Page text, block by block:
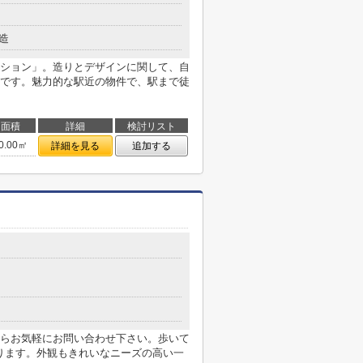
ョン」。造りとデザインに関して、自
す。魅力的な駅近の物件で、駅まで徒
面積 詳細
検討リスト
㎡
詳細を見る 追加する
お気軽にお問い合わせ下さい。歩いて
す。外観もきれいなニーズの高い一